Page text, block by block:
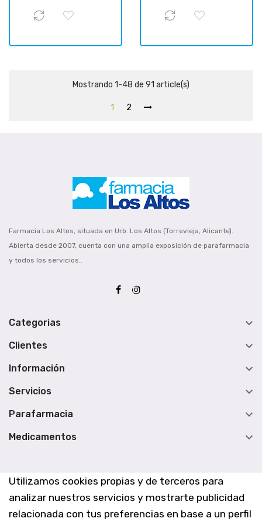
Utilizamos cookies propias y de terceros para
analizar nuestros servicios y mostrarte publicidad
relacionada con tus preferencias en base a un perfil
Mostrando 1-48 de 91 article(s)
1 2
Farmacia Los Altos, situada en Urb. Los Altos (Torrevieja, Alicante).
Abierta desde 2007, cuenta con una amplia exposición de parafarmacia
y todos los servicios..
Categorias 
Clientes 
Información 
Servicios 
Parafarmacia 
Medicamentos 